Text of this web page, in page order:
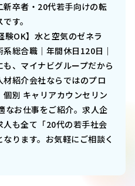
卒者・20代若手向けの転
す。
験OK】水と空気のゼネラ
総合職｜年間休日120日｜
も、マイナビグループだから
紹介会社ならではのプロ
別 キャリアカウンセリン
なお仕事をご紹介。求人企
も全て「20代の若手社会
ります。お気軽にご相談く